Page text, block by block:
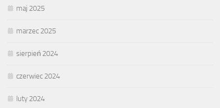
maj 2025
marzec 2025
sierpień 2024
czerwiec 2024
luty 2024